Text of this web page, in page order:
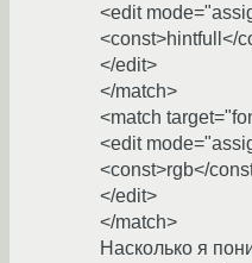
<edit
<const>hintfull</
</edit>
</match>
<match
<edit
<const>rgb</
</edit>
</match>
Насколько я